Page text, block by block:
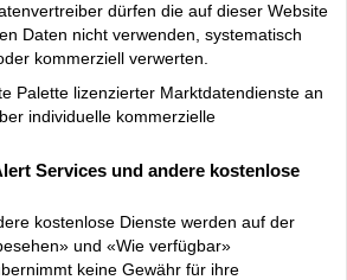
dürfen die auf dieser Website
Daten nicht verwenden, systematisch
kommerziell verwerten.
Palette lizenzierter Marktdatendienste an
individuelle kommerzielle
Services und andere kostenlose
kostenlose Dienste werden auf der
und «Wie verfügbar»
keine Gewähr für ihre